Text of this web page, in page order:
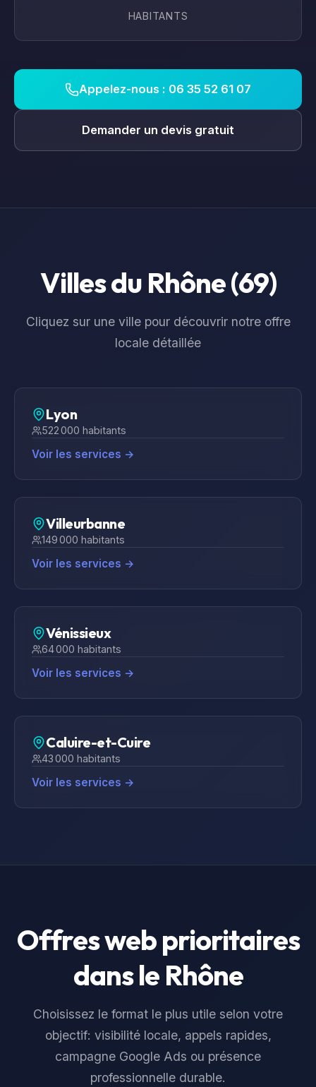
HABITANTS
Appelez-nous : 06 35 52 61 07
Demander un devis gratuit
Villes du Rhône(69)
Cliquez sur une ville pour découvrir notre offre
locale détaillée
Lyon
522 000 habitants
Voir les services →
Villeurbanne
149 000 habitants
Voir les services →
Vénissieux
64 000 habitants
Voir les services →
Caluire-et-Cuire
43 000 habitants
Voir les services →
Offres web prioritaires
dans le Rhône
Choisissez le format le plus utile selon votre
objectif: visibilité locale, appels rapides,
campagne Google Ads ou présence
professionnelle durable.